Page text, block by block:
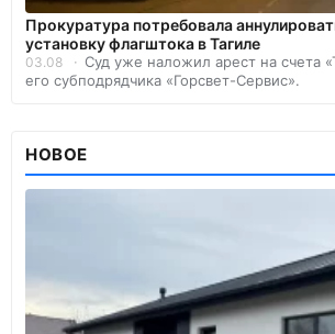
Прокуратура потребовала
установку флагштока в Тагиле
03.08
Суд уже наложил арест на счета
его субподрядчика «Горсвет-Сервис».
НОВОЕ